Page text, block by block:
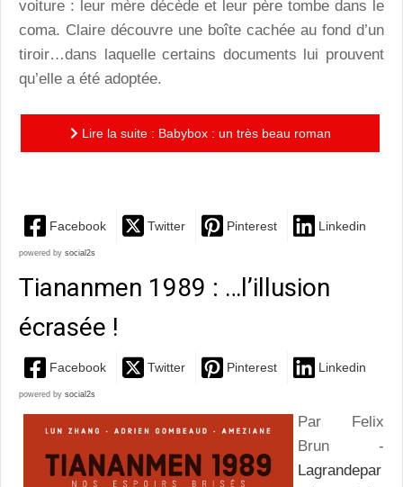
voiture : leur mère décède et leur père tombe dans le
coma. Claire découvre une boîte cachée au fond d’un
tiroir…dans laquelle certains documents lui prouvent
qu’elle a été adoptée.
Lire la suite : Babybox : un très beau roman
Facebook Twitter Pinterest Linkedin
powered by social2s
Tiananmen 1989 : …l’illusion
écrasée !
Facebook Twitter Pinterest Linkedin
powered by social2s
Par Felix
Brun -
Lagrandepar